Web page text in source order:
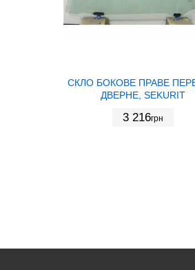
СКЛО БОКОВЕ ПРАВЕ
ДВЕРНЕ, SEKURIT
3 216грн